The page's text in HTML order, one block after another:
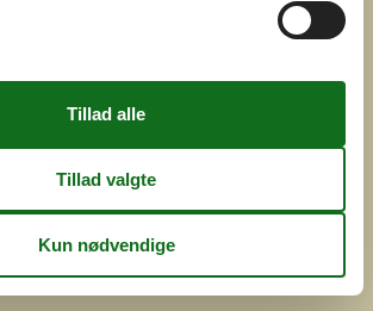
ved
Feline Holidays A/S
Danmark
Cofman.com
info@cofman.com